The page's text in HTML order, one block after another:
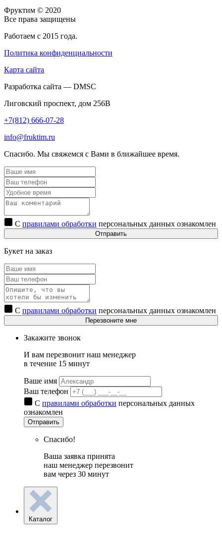
Фруктим © 2020
Все права защищены
Работаем с 2015 года.
Политика конфиденциальности
Карта сайта
Разработка сайта — DMSC
Лиговский проспект, дом 256В
+7(812) 666-07-28
info@fruktim.ru
Спасибо. Мы свяжемся с Вами в ближайшее время.
С правилами обработки персональных данных ознакомлен
Отправить
Букет на заказ
С правилами обработки персональных данных ознакомлен
Перезвоните мне
Закажите звонок
И вам перезвонит наш менеджер
в течение 15 минут
Ваше имя
Ваш телефон
С правилами обработки персональных данных
ознакомлен
Отправить
Спасибо!
Ваша заявка принята
наш менеджер перезвонит
вам через 30 минут
Каталог